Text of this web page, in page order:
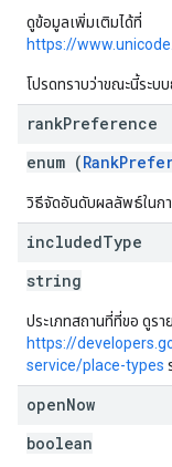
ดูข้อมูลเพิ่มเติมได้ที่
https://
โปรดทราบว่าขณะนี้ระ
rankPreference
enum (
วิธีจัดอันดับผลลัพธ์ในก
includedType
string
ประเภทสถานที่ที่ขอ ดูร
https://
service/place-types
openNow
boolean